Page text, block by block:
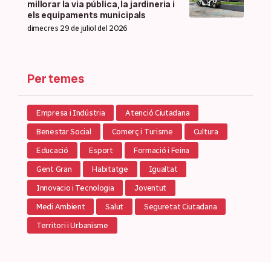
millorar la via pública, la jardineria i
els equipaments municipals
dimecres 29 de juliol del 2026
Per temes
Empresa i Indústria Atenció Ciutadana
Benestar Social Comerç i Turisme Cultura
Educació Esport Formació i Feina
Gent Gran Habitatge Igualtat
Innovacio i Tecnologia Joventut
Medi Ambient Salut Seguretat Ciutadana
Territori i Urbanisme